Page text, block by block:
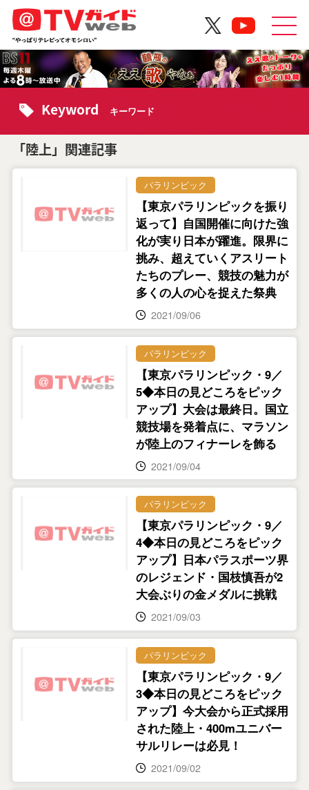
Keyword キーワード
「陸上」関連記事
パラリンピック
【東京パラリンピックを振り
返って】自国開催に向けた強
化が実り日本が躍進。限界に
挑み、超えていくアスリート
たちのプレー、競技の魅力が
多くの人の心を捉えた祭典
2021/09/06
パラリンピック
【東京パラリンピック・9／
5◆本日の見どころをピック
アップ】大会は最終日。国立
競技場を発着点に、マラソン
が陸上のフィナーレを飾る
2021/09/04
パラリンピック
【東京パラリンピック・9／
4◆本日の見どころをピック
アップ】日本パラスポーツ界
のレジェンド・国枝慎吾が2
大会ぶりの金メダルに挑戦
2021/09/03
パラリンピック
【東京パラリンピック・9／
3◆本日の見どころをピック
アップ】今大会から正式採用
された陸上・400mユニバー
サルリレーは必見！
2021/09/02